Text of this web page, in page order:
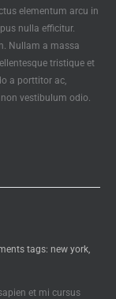
elementum arcu in
nulla efficitur.
Nullam a massa
tristique et
a porttitor ac,
vestibulum odio.
tags: new york,
et mi cursus